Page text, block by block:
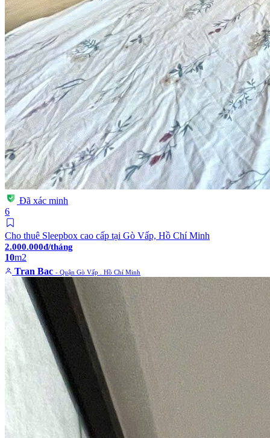
Đã xác minh
6
Cho thuê Sleepbox cao cấp tại Gò Vấp, Hồ Chí Minh
2.000.000đ/tháng
10m2
Tran Bac - Quận Gò Vấp . Hồ Chí Minh